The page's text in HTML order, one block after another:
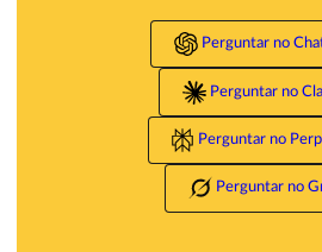
Perguntar no
Perguntar no
Perguntar no
Perguntar no